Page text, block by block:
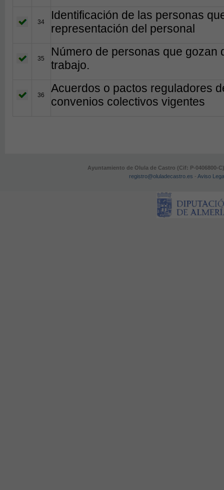
34
Identificación de las personas
representación del personal
35
Número de personas que gozan
trabajo.
36
Acuerdos o pactos reguladores
convenios colectivos vigentes
Ayuntamiento de Olula de Castro (Cif: P-0406800-
registro@oluladecastro.es -Aviso